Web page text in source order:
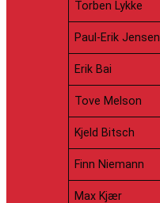
Torben Lykke
Paul-Erik Jensen
Erik Bai
Tove Melson
Kjeld Bitsch
Finn Niemann
Max Kjær